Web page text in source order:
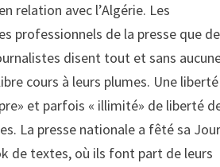
relation avec l’Algérie. Les
professionnels de la presse que de
disent tout et sans
cours à leurs plumes. Une liberté
et parfois « illimité» de liberté
La presse nationale a fêté sa
de textes, où ils font part de leurs